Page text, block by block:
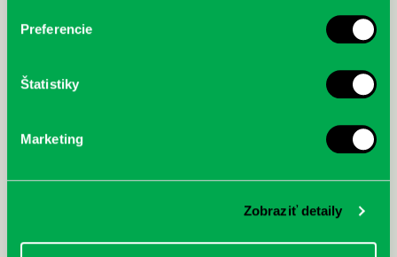
Preferencie
Štatistiky
Marketing
Zobraziť detaily
McGrath, Andy: Tadej Pogačar:
nezastaviteľný